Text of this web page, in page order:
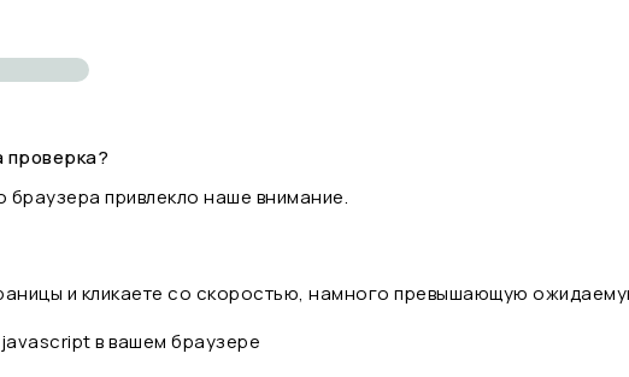
проверка?
браузера привлекло наше внимание.
и кликаете со скоростью, намного превышающую
в вашем браузере